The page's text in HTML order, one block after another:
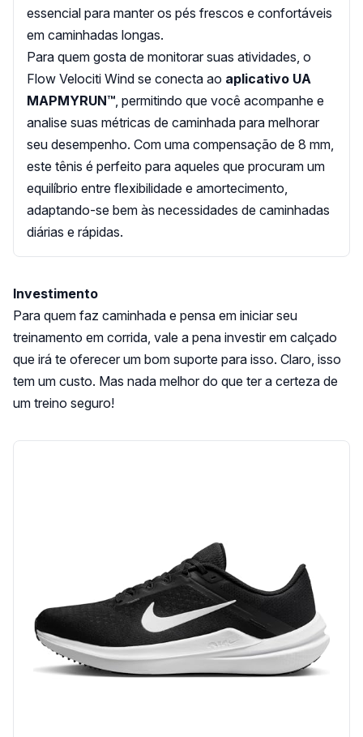
essencial para manter os pés frescos e confortáveis
em caminhadas longas.
Para quem gosta de monitorar suas atividades, o
Flow Velociti Wind se conecta ao aplicativo UA
MAPMYRUN™ , permitindo que você acompanhe e
analise suas métricas de caminhada para melhorar
seu desempenho. Com uma compensação de 8 mm,
este tênis é perfeito para aqueles que procuram um
equilíbrio entre flexibilidade e amortecimento,
adaptando-se bem às necessidades de caminhadas
diárias e rápidas.
Investimento
Para quem faz caminhada e pensa em iniciar seu
treinamento em corrida, vale a pena investir em calçado
que irá te oferecer um bom suporte para isso. Claro, isso
tem um custo. Mas nada melhor do que ter a certeza de
um treino seguro!